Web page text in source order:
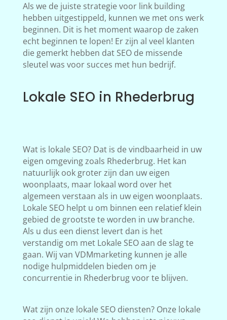
Als we de juiste strategie voor link building
hebben uitgestippeld, kunnen we met ons werk
beginnen. Dit is het moment waarop de zaken
echt beginnen te lopen! Er zijn al veel klanten
die gemerkt hebben dat SEO de missende
sleutel was voor succes met hun bedrijf.
Lokale SEO in Rhederbrug
Wat is lokale SEO? Dat is de vindbaarheid in uw
eigen omgeving zoals Rhederbrug. Het kan
natuurlijk ook groter zijn dan uw eigen
woonplaats, maar lokaal word over het
algemeen verstaan als in uw eigen woonplaats.
Lokale SEO helpt u om binnen een relatief klein
gebied de grootste te worden in uw branche.
Als u dus een dienst levert dan is het
verstandig om met Lokale SEO aan de slag te
gaan. Wij van VDMmarketing kunnen je alle
nodige hulpmiddelen bieden om je
concurrentie in Rhederbrug voor te blijven.
Wat zijn onze lokale SEO diensten? Onze lokale